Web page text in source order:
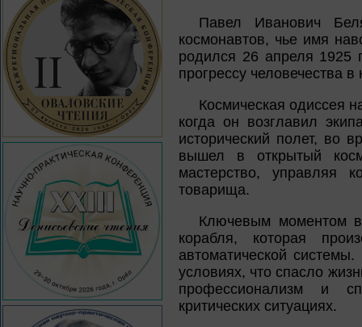
Павел Иванович
космонавтов, чье имя
родился 26 апреля 1925
прогрессу человечества
Космическая одиссея
когда он возглавил
исторический полет, во
вышел в открытый
мастерство, управляя
товарища.
Ключевым моментом в
корабля, которая
автоматической
условиях, что спасло
профессионализм и
критических ситуациях.